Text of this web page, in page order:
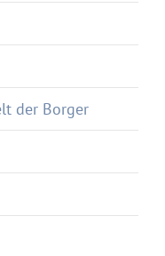
der Borger